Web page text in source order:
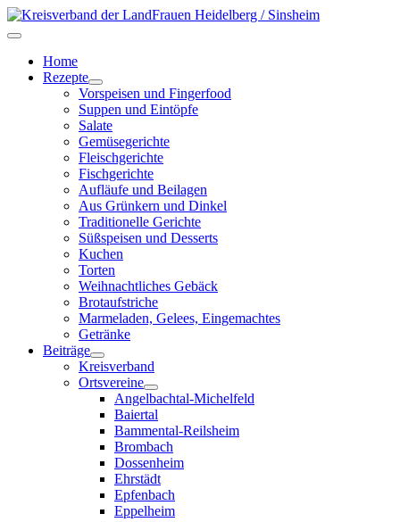
Home
Rezepte
Vorspeisen und Fingerfood
Suppen und Eintöpfe
Salate
Gemüsegerichte
Fleischgerichte
Fischgerichte
Aufläufe und Beilagen
Aus Grünkern und Dinkel
Traditionelle Gerichte
Süßspeisen und Desserts
Kuchen
Torten
Weihnachtliches Gebäck
Brotaufstriche
Marmeladen, Gelees, Eingemachtes
Getränke
Beiträge
Kreisverband
Ortsvereine
Angelbachtal-Michelfeld
Baiertal
Bammental-Reilsheim
Brombach
Dossenheim
Ehrstädt
Epfenbach
Eppelheim